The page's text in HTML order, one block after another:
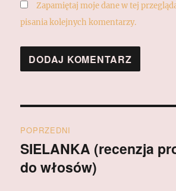
Zapamiętaj moje dane w tej
pisania kolejnych komentarzy.
wpisu
POPRZEDNI
Poprzedni
wpis:
SIELANKA (recenzja
do włosów)